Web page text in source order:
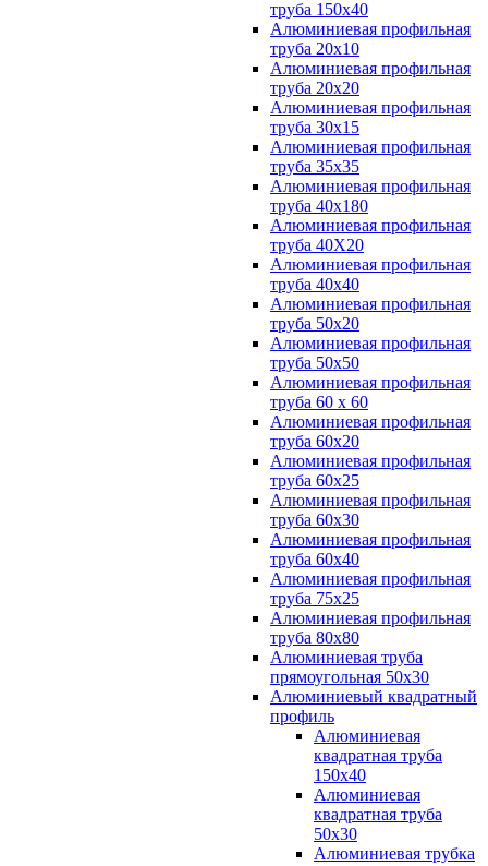
труба 150х40
Алюминиевая профильная
труба 20х10
Алюминиевая профильная
труба 20х20
Алюминиевая профильная
труба 30х15
Алюминиевая профильная
труба 35х35
Алюминиевая профильная
труба 40х180
Алюминиевая профильная
труба 40Х20
Алюминиевая профильная
труба 40х40
Алюминиевая профильная
труба 50х20
Алюминиевая профильная
труба 50х50
Алюминиевая профильная
труба 60 х 60
Алюминиевая профильная
труба 60х20
Алюминиевая профильная
труба 60х25
Алюминиевая профильная
труба 60х30
Алюминиевая профильная
труба 60х40
Алюминиевая профильная
труба 75х25
Алюминиевая профильная
труба 80х80
Алюминиевая труба
прямоугольная 50х30
Алюминиевый квадратный
профиль
Алюминиевая
квадратная труба
150х40
Алюминиевая
квадратная труба
50х30
Алюминиевая трубка